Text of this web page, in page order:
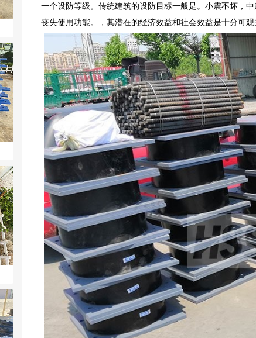
一个设防等级。传统建筑的设防目标一般是。小震不坏，
丧失使用功能。，其潜在的经济效益和社会效益是十分可